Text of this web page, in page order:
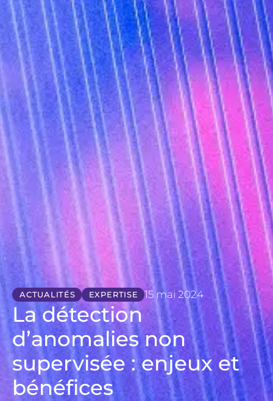
ACTUALITÉS EXPERTISE 15 mai 2024
La détection
d’anomalies non
supervisée : enjeux et
bénéfices